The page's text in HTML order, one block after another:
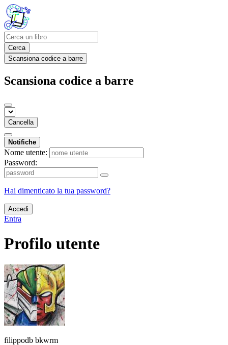
Cerca
Scansiona codice a barre
Scansiona codice a barre
Cancella
Notifiche
Nome utente:
Password:
Hai dimenticato la tua password?
Accedi
Entra
Profilo utente
filippodb bkwrm